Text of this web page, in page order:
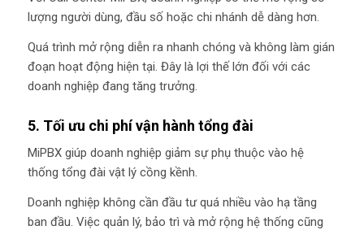
lượng người dùng, đầu số hoặc chi nhánh dễ dàng hơn.
Quá trình mở rộng diễn ra nhanh chóng và không làm gián
đoạn hoạt động hiện tại. Đây là lợi thế lớn đối với các
doanh nghiệp đang tăng trưởng.
5. Tối ưu chi phí vận hành tổng đài
MiPBX giúp doanh nghiệp giảm sự phụ thuộc vào hệ
thống tổng đài vật lý cồng kềnh.
Doanh nghiệp không cần đầu tư quá nhiều vào hạ tầng
ban đầu. Việc quản lý, bảo trì và mở rộng hệ thống cũng